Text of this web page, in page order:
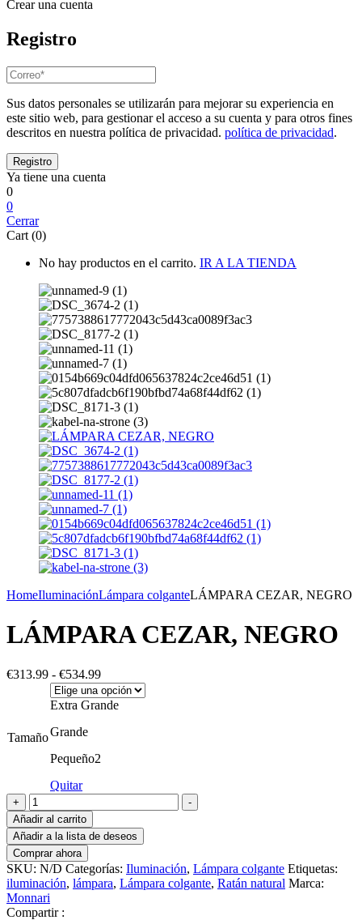
Crear una cuenta
Registro
Sus datos personales se utilizarán para mejorar su experiencia en
este sitio web, para gestionar el acceso a su cuenta y para otros fines
descritos en nuestra política de privacidad. política de privacidad.
Ya tiene una cuenta
0
0
Cerrar
Cart (0)
No hay productos en el carrito. IR A LA TIENDA
HomeIluminaciónLámpara colganteLÁMPARA CEZAR, NEGRO
LÁMPARA CEZAR, NEGRO
€313.99 - €534.99Rango
de
precios:
€534.99
Tamaño
Extra Grande
Grande
Pequeño2
Quitar
+
LÁMPARA
CEZAR,
NEGRO
cantidad
-
Añadir al carrito
Añadir a la lista de deseos
Comprar ahora
SKU: N/D Categorías: Iluminación, Lámpara colgante Etiquetas:
iluminación, lámpara, Lámpara colgante, Ratán natural Marca:
Monnari
Compartir :